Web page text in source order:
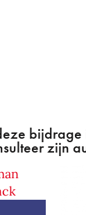
bijdrage
zijn